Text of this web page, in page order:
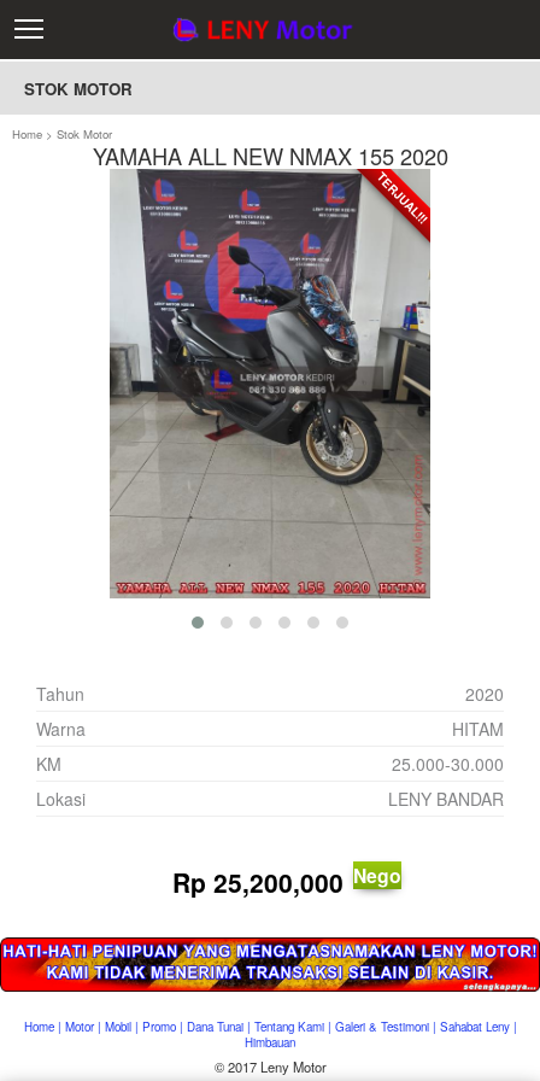
STOK MOTOR
Home > Stok Motor
YAMAHA ALL NEW NMAX 155 2020
TERJUAL!!!
Tahun
2020
Warna
HITAM
KM
25.000-30.000
Lokasi
LENY BANDAR
Rp 25,200,000 Nego
Home| Motor| Mobil| Promo| Dana Tunai| Tentang Kami| Galeri & Testimoni| Sahabat Leny|
Himbauan
© 2017 Leny Motor